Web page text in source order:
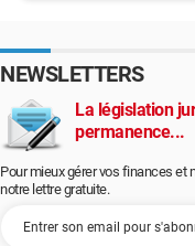
NEWSLETTERS
La législation
permanence...
Pour mieux gérer vos finances et
notre lettre gratuite.